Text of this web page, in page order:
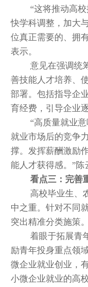
“这将推动高
快学科调整，加大
位真正需要的、拥
表示。
意见在强调统
善技能人才培养、
部署。包括指导企
育经费，引导企业
“高质量就业
就业市场后的竞争
撑。发挥薪酬激励
能人才获得感。”陈
看点三：完善
高校毕业生、
中之重。针对不同
突出精准分类施策。
着眼于拓展青
励青年投身重点领
微企业就业创业，
小微企业就业的高